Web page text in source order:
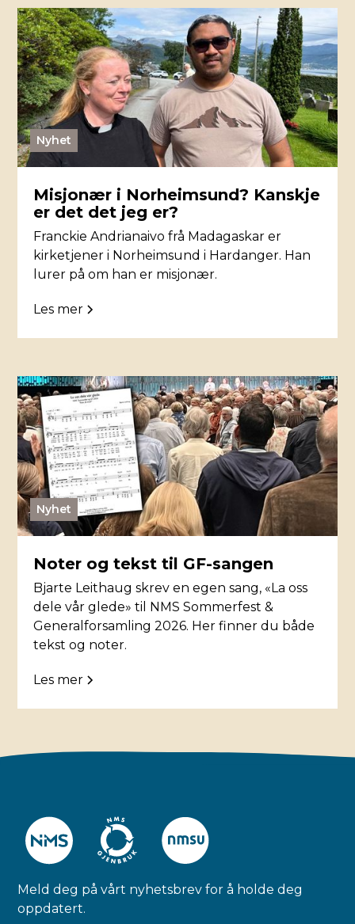
Nyhet
Misjonær i Norheimsund? Kanskje
er det det jeg er?
Franckie Andrianaivo frå Madagaskar er
kirketjener i Norheimsund i Hardanger. Han
lurer på om han er misjonær.
Les mer
Nyhet
Noter og tekst til GF-sangen
Bjarte Leithaug skrev en egen sang, «La oss
dele vår glede» til NMS Sommerfest &
Generalforsamling 2026. Her finner du både
tekst og noter.
Les mer
Meld deg på vårt nyhetsbrev for å holde deg
oppdatert.